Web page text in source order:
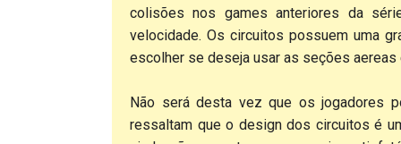
colisões nos games anteriores da
velocidade. Os circuitos possuem uma
escolher se deseja usar as seções aereas
Não será desta vez que os jogadores
ressaltam que o design dos circuitos é